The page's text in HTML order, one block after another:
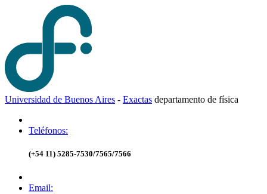
Universidad de Buenos Aires - Exactas departamento de física
Teléfonos:
(+54 11) 5285-7530/7565/7566
Email: